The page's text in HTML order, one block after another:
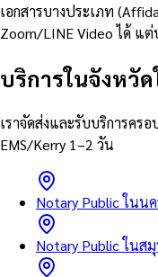
เอกสารบางประเภท
Zoom/LINE Video ได้ แ
บริการในจังหวัด
เราจัดส่งและรับบริการคร
EMS/Kerry 1–2 วัน
Notary Public ในน
Notary Public ในส